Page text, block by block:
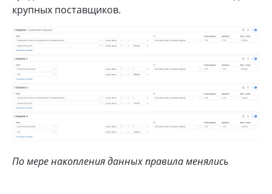
крупных поставщиков.
По мере накопления данных правила менялись